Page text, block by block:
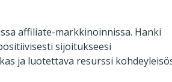
affiliate-markkinoinnissa. Hanki
sijoitukseesi
ja luotettava resurssi